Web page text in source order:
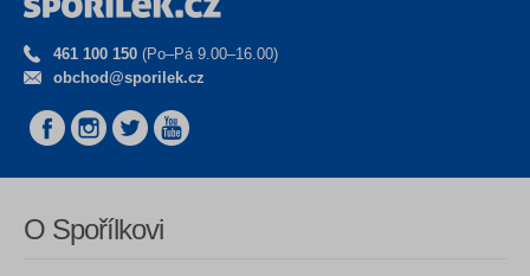
461 100 150 (Po–Pá 9.00–16.00)
obchod@sporilek.cz
O Spořílkovi